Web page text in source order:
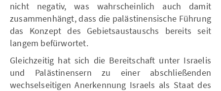
nicht negativ, was wahrscheinlich auch damit
zusammenhängt, dass die palästinensische Führung
das Konzept des Gebietsaustauschs bereits seit
langem befürwortet.
Gleichzeitig hat sich die Bereitschaft unter Israelis
und Palästinensern zu einer abschließenden
wechselseitigen Anerkennung Israels als Staat des